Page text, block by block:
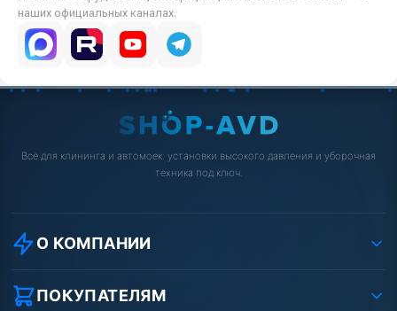
наших официальных каналах.
Всё для клининга и автомоек: установки высокого давления и уборочная
техника под ключ.
О КОМПАНИИ
О компании
Реквизиты ООО «Шоп АВД»
ПОКУПАТЕЛЯМ